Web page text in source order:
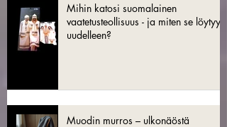
Mihin katosi suomalainen
vaatetusteollisuus - ja miten se löytyy
uudelleen?
Muodin murros – ulkonäöstä